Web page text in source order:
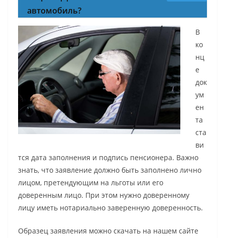
автомобиль?
В
ко
нц
е
док
ум
ен
та
ста
ви
тся дата заполнения и подпись пенсионера. Важно
знать, что заявление должно быть заполнено лично
лицом, претендующим на льготы или его
доверенным лицо. При этом нужно доверенному
лицу иметь нотариально заверенную доверенность.
Образец заявления можно скачать на нашем сайте